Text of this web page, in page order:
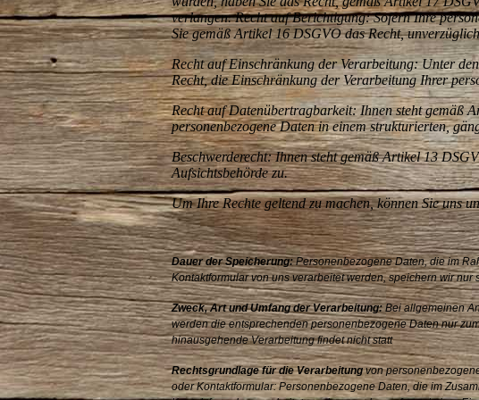
verlangen.Recht auf Berichtigung: Sofern Ihre
Sie gemäß Artikel 16 DSGVO das Recht,
Recht auf Einschränkung der Verarbeitung: Unter
Recht, die Einschränkung der Verarbeitung Ihrer
Recht auf Datenübertragbarkeit: Ihnen steht gemäß
personenbezogene Daten in einem strukturierten,
Beschwerderecht: Ihnen steht gemäß Artikel 13
Aufsichtsbehörde zu.
Um Ihre Rechte geltend zu machen, können Sie uns
Dauer der Speicherung:Personenbezogene Daten, die im
Kontaktformular von uns verarbeitet werden, speichern wir
Zweck, Art und Umfang der Verarbeitung:Bei allgemeinen
werden die entsprechenden personenbezogene Daten nur
hinausgehende Verarbeitung findet nicht statt
Rechtsgrundlage für die Verarbeitungvon
oder Kontaktformular: Personenbezogene Daten, die im